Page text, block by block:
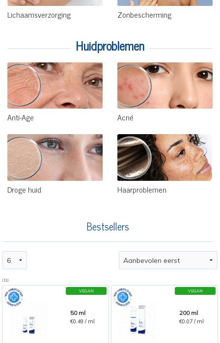
Lichaamsverzorging Zonbescherming
Huidproblemen
Anti-Age Acné
Droge huid Haarproblemen
Bestsellers
(11)
VEGAN
50 ml
€0,49 / ml
VEGAN
200 ml
€0,07 / ml